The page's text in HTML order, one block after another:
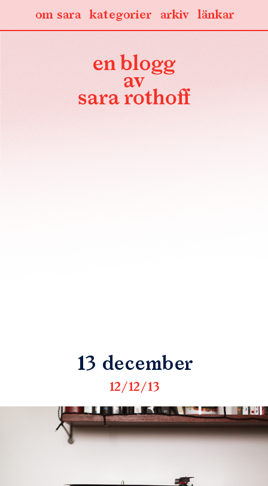
länkar
arkiv
kategorier
om sara
13 december
12/12/13